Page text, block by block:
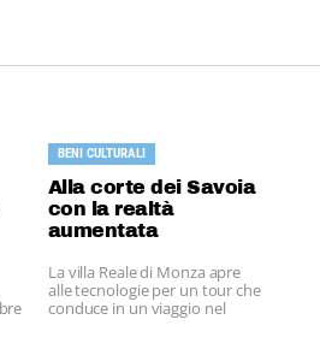
BENI CULTURALI
Alla corte dei Savoia
con la realtà
aumentata
La villa Reale di Monza apre
alle tecnologie per un tour che
conduce in un viaggio nel